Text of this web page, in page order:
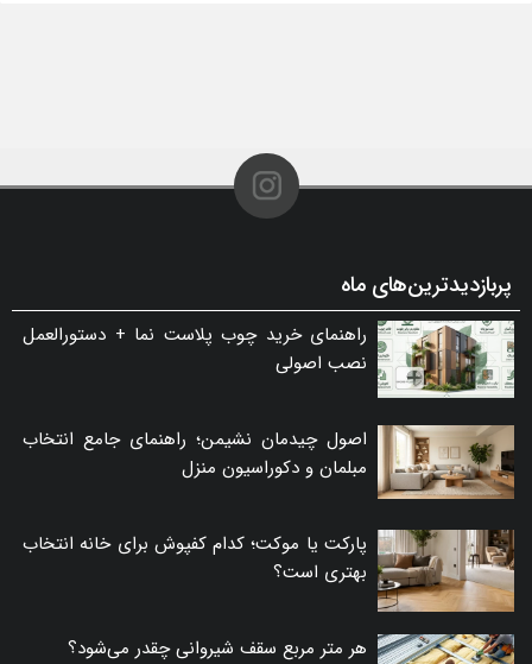
پربازدیدترین‌های ماه
راهنمای خرید چوب پلاست نما + دستورالعمل
نصب اصولی
اصول چیدمان نشیمن؛ راهنمای جامع انتخاب
مبلمان و دکوراسیون منزل
پارکت یا موکت؛ کدام کفپوش برای خانه انتخاب
بهتری است؟
هر متر مربع سقف شیروانی چقدر می‌شود؟